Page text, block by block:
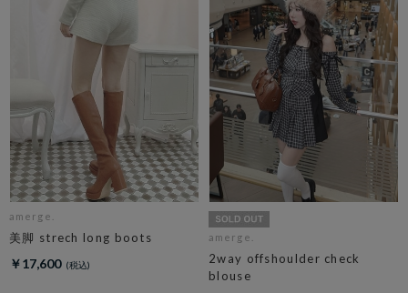
amerge.
美脚 strech long boots
￥17,600
amerge.
2way offshoulder check
blouse